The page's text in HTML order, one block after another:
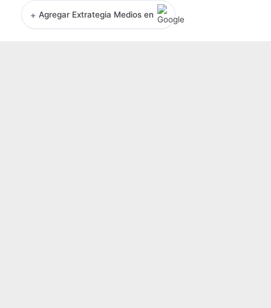
+ Agregar Extrategia Medios en